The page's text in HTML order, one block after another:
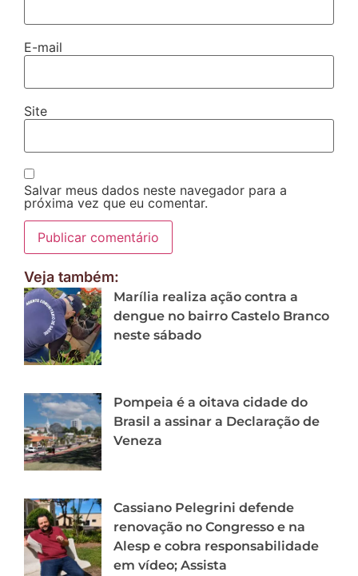
E-mail
Site
Salvar meus dados neste navegador para a
próxima vez que eu comentar.
Veja também:
Marília realiza ação contra a
dengue no bairro Castelo Branco
neste sábado
Pompeia é a oitava cidade do
Brasil a assinar a Declaração de
Veneza
Cassiano Pelegrini defende
renovação no Congresso e na
Alesp e cobra responsabilidade
em vídeo; Assista